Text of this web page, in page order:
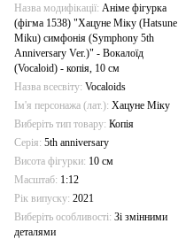
Назва модифікації Аніме фігурка
(фігма 1538) "Хацуне Міку (Hatsune
Miku) симфонія (Symphony 5th
Anniversary Ver.)" - Вокалоїд
(Vocaloid) - копія, 10 см
Назва всесвіту Vocaloids
Ім'я персонажа (лат.) Хацуне Міку
Виберіть тип товару Копія
Серія 5th anniversary
Висота фігурки 10 см
Масштаб 1:12
Рік випуску 2021
Виберіть особливості Зі змінними
деталями